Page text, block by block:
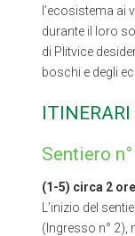
l’ecosistema ai
durante il loro
di Plitvice
boschi e degli
Sentiero n°
(1-5) circa 2
L’inizio del
(Ingresso n° 2),